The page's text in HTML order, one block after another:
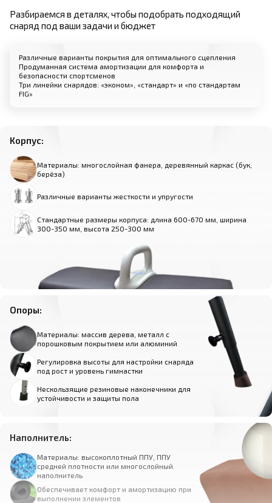
Разбираемся в деталях, чтобы подобрать подходящий
снаряд под ваши задачи и бюджет
Различные варианты покрытия для оптимального сцепления
Продуманная система амортизации для комфорта и
безопасности спортсменов
Три линейки снарядов: «эконом», «стандарт» и «по стандартам
FIG»
Корпус:
Материалы: многослойная фанера, деревянный каркас (бук,
берёза)
Различные варианты жесткости и упругости
Стандартные размеры корпуса: длина 600-670 мм, ширина
300-350 мм, высота 250-300 мм
Опоры:
Материалы: массив дерева, металл с
порошковым покрытием или алюминий
Регулировка высоты для настройки снаряда
под рост и уровень гимнастки
Нескользящие резиновые наконечники для
устойчивости и защиты пола
Наполнитель:
Материалы: высокоплотный ППУ, ППУ
средней плотности или многослойный
наполнитель
Обеспечивает комфорт и амортизацию при
выполнении элементов